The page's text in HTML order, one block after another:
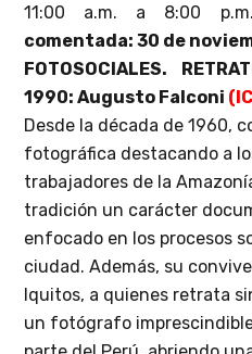
11:00 a.m. a 8:00
comentada: 30 de
FOTOSOCIALES.
1990: Augusto Falconi
Desde la década de 1960,
fotográfica destacando a
trabajadores de la
tradición un carácter
enfocado en los procesos
ciudad. Además, su
Iquitos, a quienes retrata
un fotógrafo